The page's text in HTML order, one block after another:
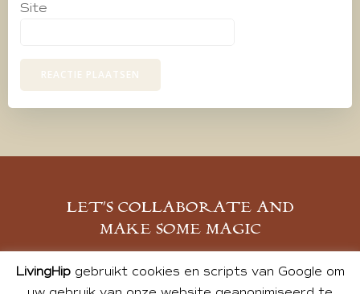
Site
LET’S COLLABORATE AND
MAKE SOME MAGIC
MELD JE AAN
LivingHipgebruikt cookies en scripts van Google om